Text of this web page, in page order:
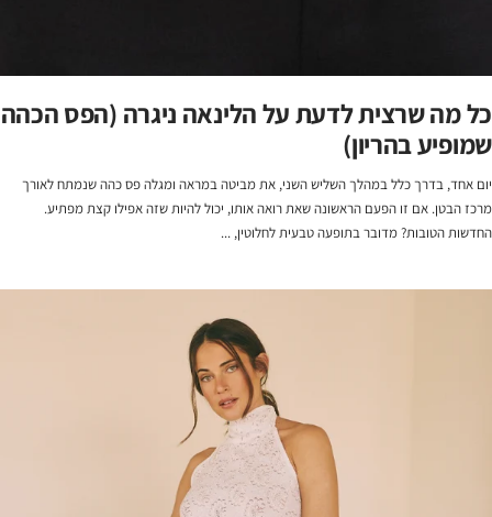
כל מה שרצית לדעת על הלינאה ניגרה (הפס הכהה
שמופיע בהריון)
יום אחד, בדרך כלל במהלך השליש השני, את מביטה במראה ומגלה פס כהה שנמתח לאורך
מרכז הבטן. אם זו הפעם הראשונה שאת רואה אותו, יכול להיות שזה אפילו קצת מפתיע.
החדשות הטובות? מדובר בתופעה טבעית לחלוטין, ...